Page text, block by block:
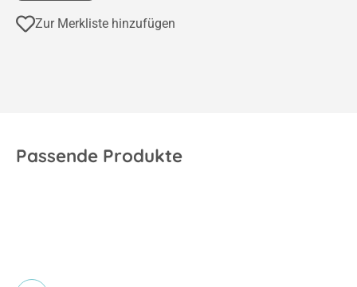
Zur Merkliste hinzufügen
Passende Produkte